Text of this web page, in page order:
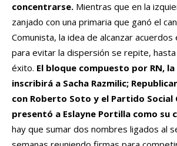
concentrarse. Mientras que en la
zanjado con una primaria que ganó el
Comunista, la idea de alcanzar acuerdos
para evitar la dispersión se repite,
éxito. El bloque compuesto por RN,
inscribirá a Sacha Razmilic;
con Roberto Soto y el Partido Social
presentó a Eslayne Portilla como su
hay que sumar dos nombres ligados al